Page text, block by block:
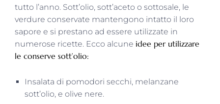
tutto l’anno. Sott’olio, sott’aceto o sottosale, le
verdure conservate mantengono intatto il loro
sapore e si prestano ad essere utilizzate in
numerose ricette. Ecco alcune idee per utilizzare
le conserve sott’olio:
Insalata di pomodori secchi, melanzane
sott’olio, e olive nere.